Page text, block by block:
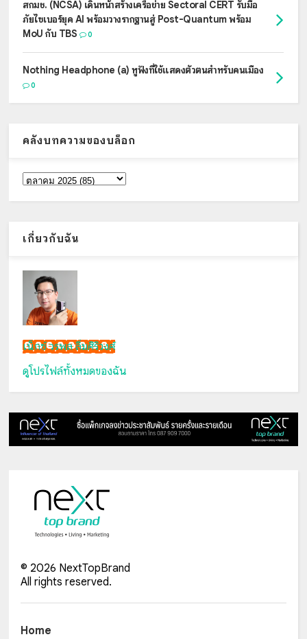
สกมช. (NCSA) เดินหน้าสร้างเครือข่าย Sectoral CERT รับมือ
ภัยไซเบอร์ยุค AI พร้อมวางรากฐานสู่ Post-Quantum พร้อม
MoU กับ TBS
0
Nothing Headphone (a) หูฟังที่ใช้แสดงตัวตนสำหรับคนเมือง
0
คลังบทความของบล็อก
เกี่ยวกับฉัน
เน็กซ์ วรพล ลิ่มศิริวงศ์
ดูโปรไฟล์ทั้งหมดของฉัน
© 2026 NextTopBrand
All rights reserved.
Home